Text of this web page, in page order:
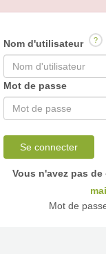
Nom d'utilisateur ?
Mot de passe
Se connecter
Vous n'avez pas
Mot de